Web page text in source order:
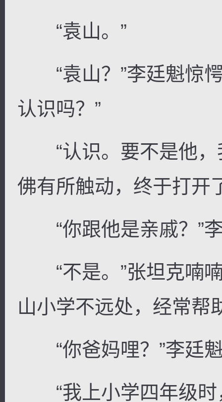
“袁山。”
“袁山？”李廷魁惊愕
认识吗？”
“认识。要不是他，
佛有所触动，终于打开
“你跟他是亲戚？”
“不是。”张坦克喃喃
山小学不远处，经常帮
“你爸妈哩？”李廷
“我上小学四年级时